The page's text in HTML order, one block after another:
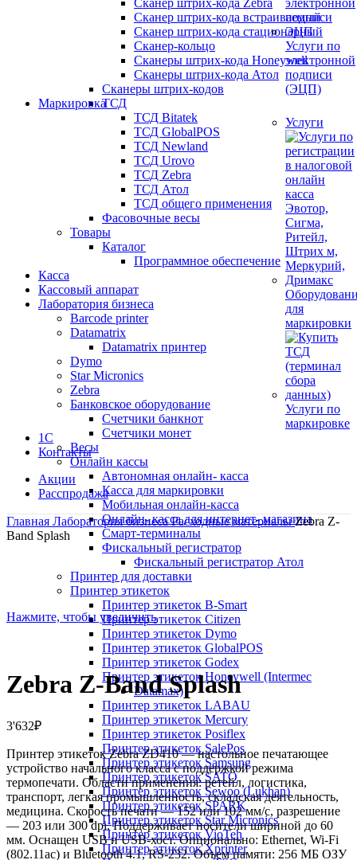
Сканер штрих-кода Zebra
Сканер штрих-кода встраиваемый
Сканер штрих-кода стационарный
Сканер-кольцо
Сканеры штрих-кода Honeywell
Сканеры штрих-кода Атол
Сканеры штрих-кодов
ТСД
ТСД Bitatek
ТСД GlobalPOS
ТСД Newland
ТСД Urovo
ТСД Zebra
ТСД Атол
ТСД общего применения
Фасовочные весы
Товары
Каталог
Программное обеспечение
Касса
Кассовый аппарат
Лаборатория бизнеса
Barcode printer
Datamatrix
Datamatrix принтер
Dymo
Star Micronics
Zebra
Банковское оборудование
Счетчики банкнот
Счетчики монет
Весы
Онлайн кассы
Автономная онлайн- касса
Касса для маркировки
Мобильная онлайн-касса
Онлайн- касса для интернет- магазина
Смарт-терминалы
Фискальный регистратор
Фискальный регистратор Атол
Принтер для доставки
Принтер этикеток
Принтер этикеток B-Smart
Принтер этикеток Citizen
Принтер этикеток Dymo
Принтер этикеток GlobalPOS
Принтер этикеток Godex
Принтер этикеток Honeywell (Intermec
Datamax)
Принтер этикеток LABAU
Принтер этикеток Mercury
Принтер этикеток Posiflex
Принтер этикеток SalePos
Принтер этикеток Samsung
Принтер этикеток SATO
Принтер этикеток Sewoo (Lukhan)
Принтер этикеток SPARK
Принтер этикеток Star Micronics
Принтер этикеток VioTeh
Принтер этикеток Xprinter
Услуги по
электронной
подписи
(ЭЦП)
Маркировка
Услуги
для
маркировки
Услуги по
маркировке
1С
Контакты
Акции
Расспродажа
Главная Лаборатория бизнесаРасходные материалыZebra Z-
Band Splash
Нажмите, чтобы увеличить
Zebra Z-Band Splash
3'632₽
Принтер этикеток Zebra ZD410 — настольное печатающее
устройство начального класса с поддержкой режима
термопечати. Области применения: ретейл, логистика,
транспорт, легкая промышленность, складская деятельность,
медицина. Скорость печати — 152 или 102 мм/с, разрешение
— 203 или 300 dpi. Поддерживает носители шириной до 60
мм. Оснащен USB и USB-хост. Опционально: Ethernet, Wi-Fi
(802.11ac) и Bluetooth 4.1, RS-232. Объем памяти: 256 МБ ОЗУ